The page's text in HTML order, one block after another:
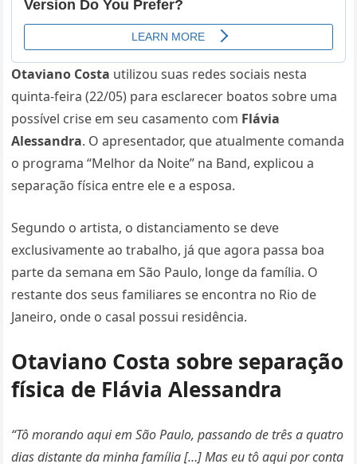
Otaviano Costa utilizou suas redes sociais nesta
quinta-feira (22/05) para esclarecer boatos sobre uma
possível crise em seu casamento com Flávia
Alessandra. O apresentador, que atualmente comanda
o programa “Melhor da Noite” na Band, explicou a
separação física entre ele e a esposa.
Segundo o artista, o distanciamento se deve
exclusivamente ao trabalho, já que agora passa boa
parte da semana em São Paulo, longe da família. O
restante dos seus familiares se encontra no Rio de
Janeiro, onde o casal possui residência.
Otaviano Costa sobre separação
física de Flávia Alessandra
“Tô morando aqui em São Paulo, passando de três a quatro
dias distante da minha família […] Mas eu tô aqui por conta